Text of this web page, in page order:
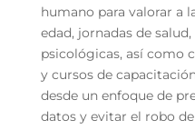
humano para valorar a
edad, jornadas de
psicológicas, así como
y cursos de
desde un enfoque de
datos y evitar el robo